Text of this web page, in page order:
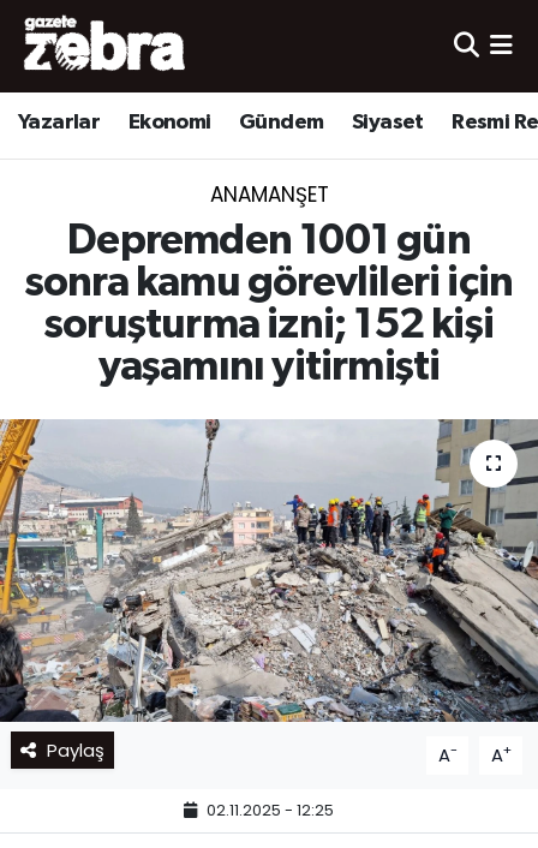
Yazarlar Ekonomi Gündem Siyaset Resmi
ANAMANŞET
Depremden 1001 gün
sonra kamu görevlileri için
soruşturma izni; 152 kişi
yaşamını yitirmişti
Paylaş A- A+
02.11.2025 - 12:25
Yazarlar
Ekonomi
Yerel
Spor
Nöbetçi Eczaneler
Hava Durumu
Süper Lig Puan Durumu ve Fikstür
Tüm Manşetler